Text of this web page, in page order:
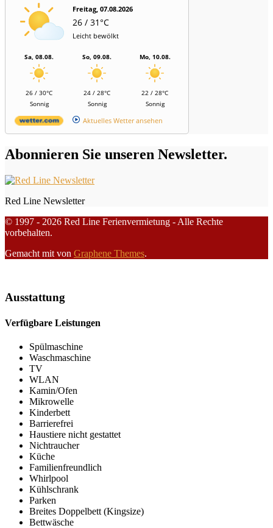
Freitag, 07.08.2026
26 / 31°C
Leicht bewölkt
Sa, 08.08.
26 / 30°C
Sonnig
So, 09.08.
24 / 28°C
Sonnig
Mo, 10.08.
22 / 28°C
Sonnig
Aktuelles Wetter ansehen
Abonnieren Sie unseren Newsletter.
Red Line Newsletter
© 1997 - 2026 Red Line Ferienvermietung - Alle Rechte
vorbehalten.
Gemacht mit von Graphene Themes.
Ausstattung
Verfügbare Leistungen
Spülmaschine
Waschmaschine
TV
WLAN
Kamin/Ofen
Mikrowelle
Kinderbett
Barrierefrei
Haustiere nicht gestattet
Nichtraucher
Küche
Familienfreundlich
Whirlpool
Kühlschrank
Parken
Breites Doppelbett (Kingsize)
Bettwäsche